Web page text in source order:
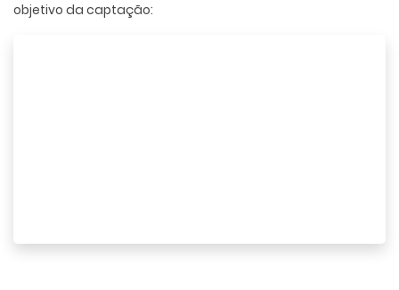
objetivo da captação: